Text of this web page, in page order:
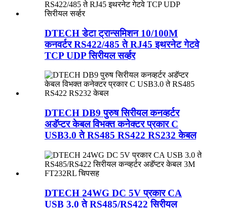
DTECH डेटा ट्रान्समिशन 10/100M
कनवर्टर RS422/485 ते RJ45 इथरनेट गेटवे
TCP UDP सिरीयल सर्व्हर
DTECH DB9 पुरुष सिरीयल कनव्हर्टर
अडॅप्टर केबल विभक्त कनेक्टर प्रकार C
USB3.0 ते RS485 RS422 RS232 केबल
DTECH 24WG DC 5V प्रकार CA
USB 3.0 ते RS485/RS422 सिरीयल